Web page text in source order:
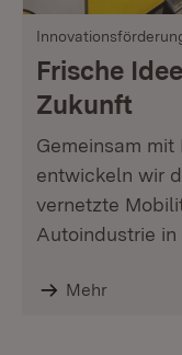
Frische
Zukunft
Gemeinsam
entwickeln wir
vernetzte
Autoindustrie in
Mehr